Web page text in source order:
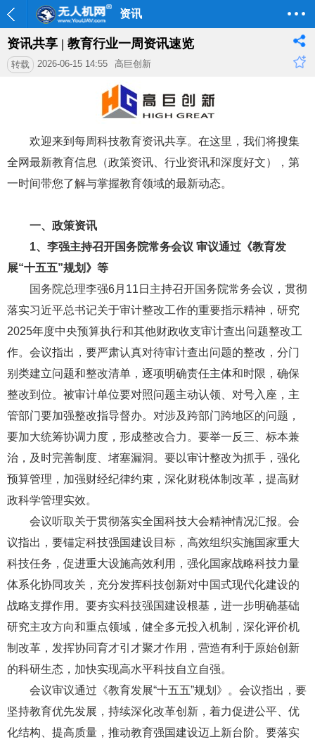
资讯
资讯共享 | 教育行业一周资讯速览
转载 2026-06-15 14:55 高巨创新
欢迎来到每周科技教育资讯共享。在这里，我们将搜集
全网最新教育信息（政策资讯、行业资讯和深度好文），第
一时间带您了解与掌握教育领域的最新动态。
一、政策资讯
1、 李强主持召开国务院常务会议 审议通过《教育发
展“十五五”规划》等
国务院总理李强6月11日主持召开国务院常务会议，贯彻
落实习近平总书记关于审计整改工作的重要指示精神，研究
2025年度中央预算执行和其他财政收支审计查出问题整改工
作。会议指出，要严肃认真对待审计查出问题的整改，分门
别类建立问题和整改清单，逐项明确责任主体和时限，确保
整改到位。被审计单位要对照问题主动认领、对号入座，主
管部门要加强整改指导督办。对涉及跨部门跨地区的问题，
要加大统筹协调力度，形成整改合力。要举一反三、标本兼
治，及时完善制度、堵塞漏洞。要以审计整改为抓手，强化
预算管理，加强财经纪律约束，深化财税体制改革，提高财
政科学管理实效。
会议听取关于贯彻落实全国科技大会精神情况汇报。会
议指出，要锚定科技强国建设目标，高效组织实施国家重大
科技任务，促进重大设施高效利用，强化国家战略科技力量
体系化协同攻关，充分发挥科技创新对中国式现代化建设的
战略支撑作用。要夯实科技强国建设根基，进一步明确基础
研究主攻方向和重点领域，健全多元投入机制，深化评价机
制改革，发挥协同育才引才聚才作用，营造有利于原始创新
的科研生态，加快实现高水平科技自立自强。
会议审议通过《教育发展“十五五”规划》。会议指出，要
坚持教育优先发展，持续深化改革创新，着力促进公平、优
化结构、提高质量，推动教育强国建设迈上新台阶。要落实